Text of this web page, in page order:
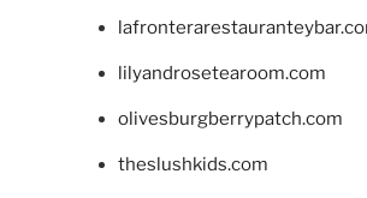
lilyandrosetearoom.com
olivesburgberrypatch.com
theslushkids.com